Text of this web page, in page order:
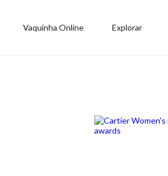
Vaquinha Online Explorar